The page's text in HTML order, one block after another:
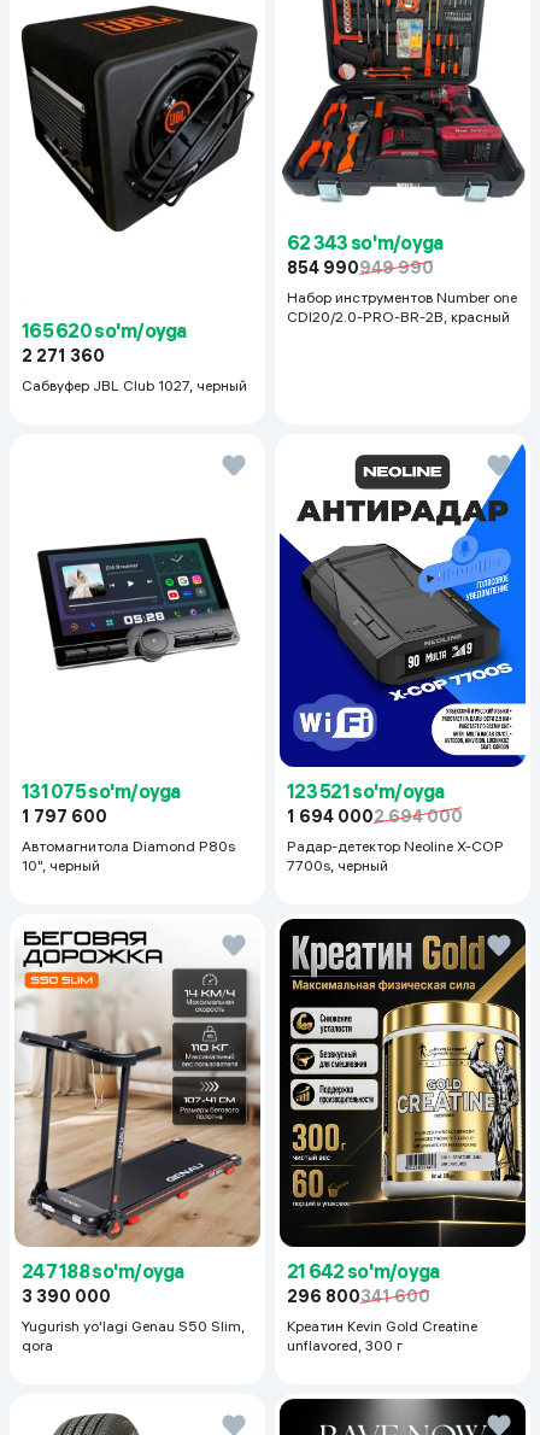
165 620 so'm/oyga
2 271 360
Сабвуфер JBL Club 1027, черный
62 343 so'm/oyga
854 990949 990
Набор инструментов Number one
CDI20/2.0-PRO-BR-2B, красный
131 075 so'm/oyga
1 797 600
Автомагнитола Diamond P80s
10", черный
123 521 so'm/oyga
1 694 0002 694 000
Радар-детектор Neoline X-COP
7700s, черный
247 188 so'm/oyga
3 390 000
Yugurish yo'lagi Genau S50 Slim,
qora
21 642 so'm/oyga
296 800341 600
Креатин Kevin Gold Creatine
unflavored, 300 г